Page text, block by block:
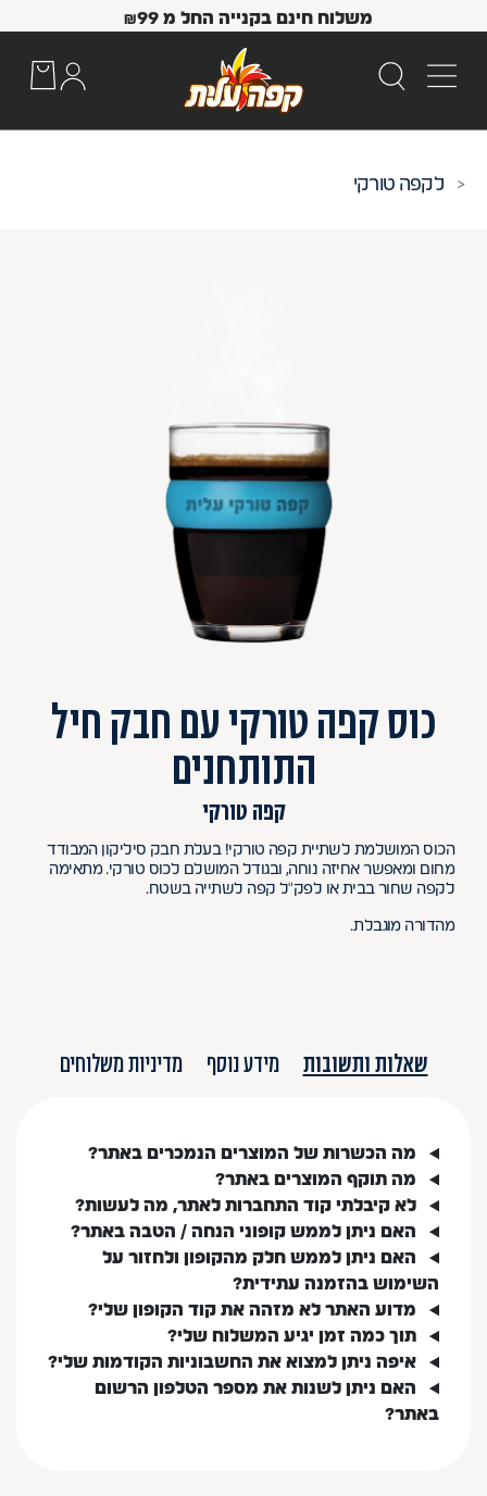
משלוח חינם בקנייה החל מ ₪99
קפה טורקי
כוס קפה טורקי עם חבק חיל
התותחנים
קפה טורקי
הכוס המושלמת לשתיית קפה טורקי! בעלת חבק סיליקון המבודד
מחום ומאפשר אחיזה נוחה, ובגודל המושלם לכוס טורקי. מתאימה
לקפה שחור בבית או לפק"ל קפה לשתייה בשטח.
מהדורה מוגבלת.
שאלות ותשובות מידע נוסף מדיניות משלוחים
מה הכשרות של המוצרים הנמכרים באתר?
מה תוקף המוצרים באתר?
לא קיבלתי קוד התחברות לאתר, מה לעשות?
האם ניתן לממש קופוני הנחה / הטבה באתר?
האם ניתן לממש חלק מהקופון ולחזור על
השימוש בהזמנה עתידית?
מדוע האתר לא מזהה את קוד הקופון שלי?
תוך כמה זמן יגיע המשלוח שלי?
איפה ניתן למצוא את החשבוניות הקודמות שלי?
האם ניתן לשנות את מספר הטלפון הרשום
באתר?